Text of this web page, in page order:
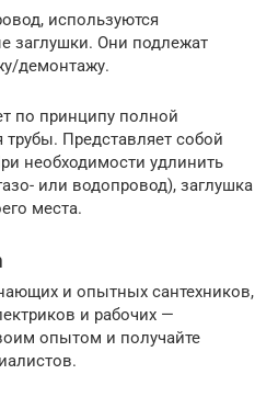
используются
заглушки. Они подлежат
демонтажу.
по принципу полной
трубы. Представляет собой
необходимости удлинить
или водопровод), заглушка
места.
и опытных сантехников,
и рабочих —
опытом и получайте